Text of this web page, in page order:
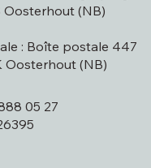
Oosterhout (NB)
: Boîte postale 447
Oosterhout (NB)
05 27